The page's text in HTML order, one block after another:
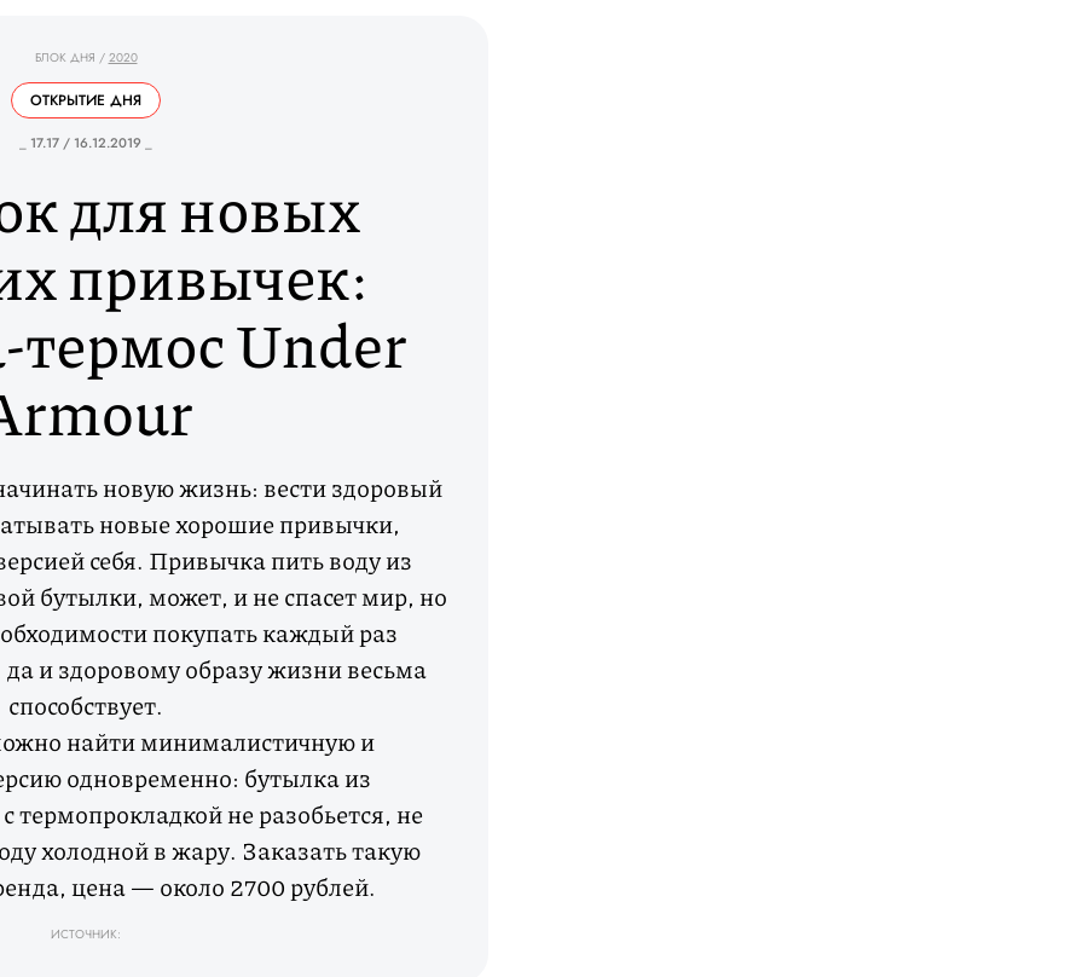
БЛОК ДНЯ / 2020
ОТКРЫТИЕ ДНЯ
_ 17.17 / 16.12.2019 _
для новых
привычек:
Under
новую жизнь: вести здоровый
новые хорошие привычки,
себя. Привычка пить воду из
бутылки, может, и не спасет мир, но
покупать каждый раз
и здоровому образу жизни весьма
способствует.
найти минималистичную и
одновременно: бутылка из
термопрокладкой не разобьется, не
холодной в жару. Заказать такую
цена — около 2700 рублей.
ИСТОЧНИК: